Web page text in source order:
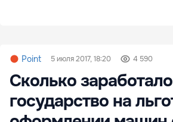
Point 5 июля 2017, 18:20 4 590
Сколько заработало
государство на